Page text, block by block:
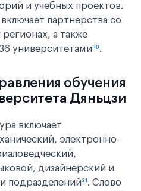
и учебных проектов.
партнерства со
регионах, а также
университетами³⁰.
обучения
Дяньцзи
включает
электронно-
дизайнерский и
подразделений³¹. Слово